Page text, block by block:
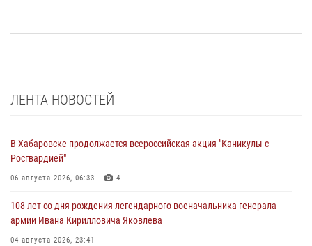
ЛЕНТА НОВОСТЕЙ
В Хабаровске продолжается всероссийская акция "Каникулы с
Росгвардией"
06 августа 2026, 06:33 4
108 лет со дня рождения легендарного военачальника генерала
армии Ивана Кирилловича Яковлева
04 августа 2026, 23:41